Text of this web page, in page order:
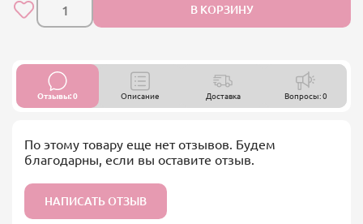
В КОРЗИНУ
Отзывы: 0 Описание Доставка Вопросы: 0
По этому товару еще нет отзывов. Будем
благодарны, если вы оставите отзыв.
НАПИСАТЬ ОТЗЫВ